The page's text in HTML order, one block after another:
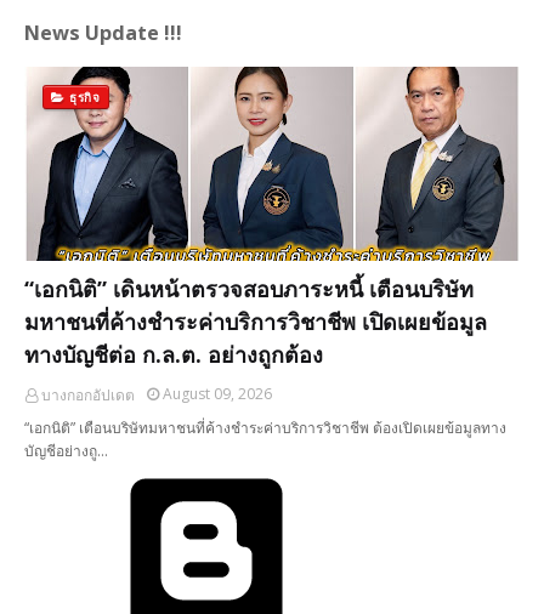
News Update !!!
ธุรกิจ
“เอกนิติ” เดินหน้าตรวจสอบภาระหนี้ เตือนบริษัท
มหาชนที่ค้างชำระค่าบริการวิชาชีพ​ เปิดเผยข้อมูล
ทางบัญชีต่อ ก.ล.ต. อย่างถูกต้อง
บางกอกอัปเดต
August 09, 2026
“เอกนิติ” เตือนบริษัทมหาชนที่ค้างชำระค่าบริการวิชาชีพ ต้องเปิดเผยข้อมูลทาง
บัญชีอย่างถู…